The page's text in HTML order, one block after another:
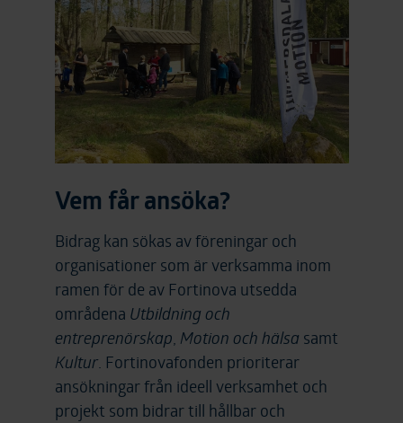
Vem får ansöka?
Bidrag kan sökas av föreningar och
organisationer som är verksamma inom
ramen för de av Fortinova utsedda
områdena Utbildning och
entreprenörskap, Motion och hälsa samt
Kultur. Fortinovafonden prioriterar
ansökningar från ideell verksamhet och
projekt som bidrar till hållbar och